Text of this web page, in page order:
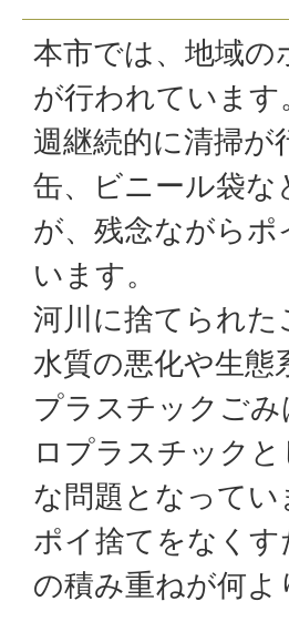
本市では、地域
が行われていま
週継続的に清掃
缶、ビニール袋
が、残念ながら
います。
河川に捨てられ
水質の悪化や生態
プラスチックご
ロプラスチック
な問題となってい
ポイ捨てをなく
の積み重ねが何よ